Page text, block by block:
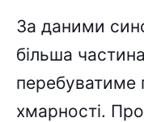
За даними
більша
перебуватиме
хмарності.